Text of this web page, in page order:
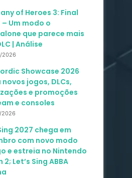
of Heroes 3: Final
Um modo o
que parece mais
| Análise
2026
Showcase 2026
novos jogos, DLCs,
e promoções
e consoles
2027 chega em
com novo modo
e estreia no Nintendo
2; Let’s Sing ABBA